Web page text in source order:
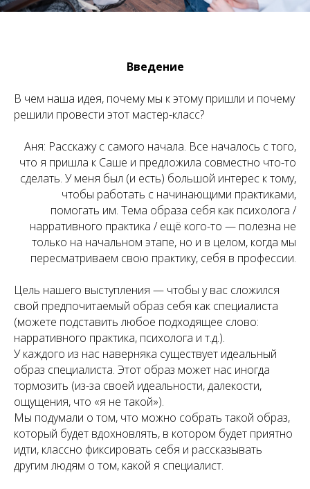
Введение
В чем наша идея, почему мы к этому пришли и почему
решили провести этот мастер-класс?
Аня: Расскажу с самого начала. Все началось с того,
что я пришла к Саше и предложила совместно что-то
сделать. У меня был (и есть) большой интерес к тому,
чтобы работать с начинающими практиками,
помогать им. Тема образа себя как психолога /
нарративного практика / ещё кого-то — полезна не
только на начальном этапе, но и в целом, когда мы
пересматриваем свою практику, себя в профессии.
Цель нашего выступления — чтобы у вас сложился
свой предпочитаемый образ себя как специалиста
(можете подставить любое подходящее слово:
нарративного практика, психолога и т.д.).
У каждого из нас наверняка существует идеальный
образ специалиста. Этот образ может нас иногда
тормозить (из-за своей идеальности, далекости,
ощущения, что «я не такой»).
Мы подумали о том, что можно собрать такой образ,
который будет вдохновлять, в котором будет приятно
идти, классно фиксировать себя и рассказывать
другим людям о том, какой я специалист.